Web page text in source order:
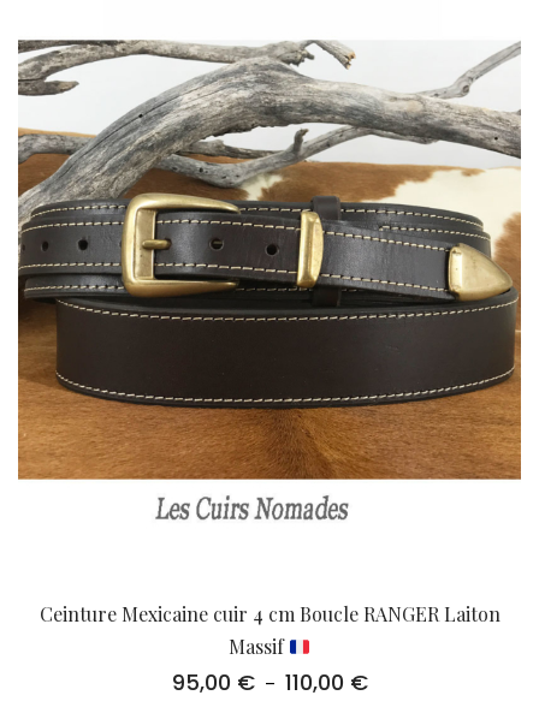
Ceinture Mexicaine cuir 4 cm Boucle RANGER Laiton
Massif
95,00 € – 110,00 €Plage